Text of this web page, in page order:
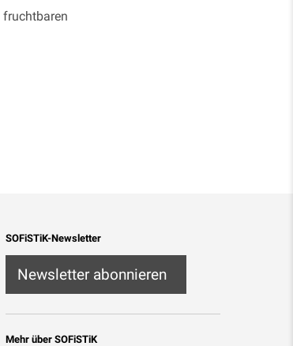
fruchtbaren
SOFiSTiK-Newsletter
Newsletter abonnieren
Mehr über SOFiSTiK